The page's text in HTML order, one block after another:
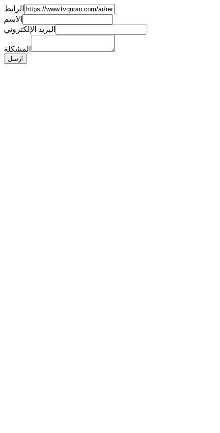
الرابط
الاسم
البريد الإلكتروني
المشكلة
ارسل